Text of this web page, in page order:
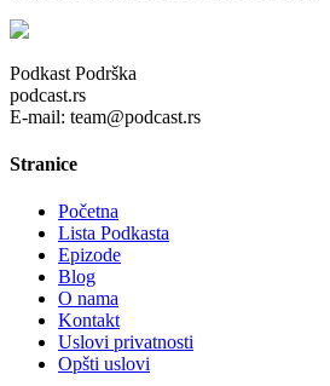
Podkast Podrška
podcast.rs
E-mail: team@podcast.rs
Stranice
Početna
Lista Podkasta
Epizode
Blog
O nama
Kontakt
Uslovi privatnosti
Opšti uslovi